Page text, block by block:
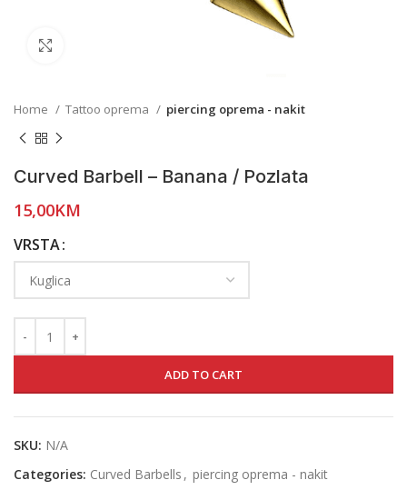
Home Tattoo oprema piercing oprema - nakit
Curved Barbell – Banana / Pozlata
15,00KM
VRSTA
ADD TO CART
SKU: N/A
Categories: Curved Barbells , piercing oprema - nakit